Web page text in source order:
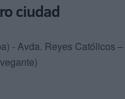
ciudad
- Avda. Reyes Católicos